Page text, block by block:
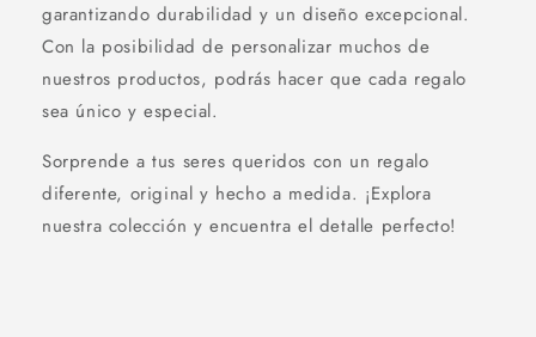
garantizando durabilidad y un diseño excepcional.
Con la posibilidad de personalizar muchos de
nuestros productos, podrás hacer que cada regalo
sea único y especial.
Sorprende a tus seres queridos con un regalo
diferente, original y hecho a medida. ¡Explora
nuestra colección y encuentra el detalle perfecto!